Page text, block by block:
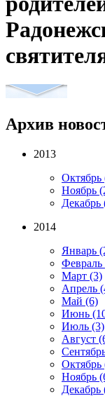
Архив
2013
Октябрь
Ноябрь
Декабрь
2014
Январь
Февраль
Март (3)
Апрель
Май (6)
Июнь
Июль (3)
Август
Октябрь
Ноябрь
Декабрь